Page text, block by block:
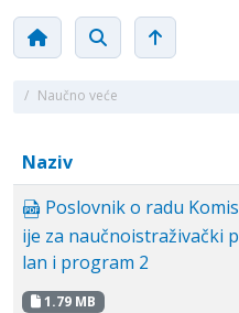
/ Naučno veće
Naziv
Poslovnik o radu Komis
ije za naučnoistraživački p
lan i program 2
1.79 MB